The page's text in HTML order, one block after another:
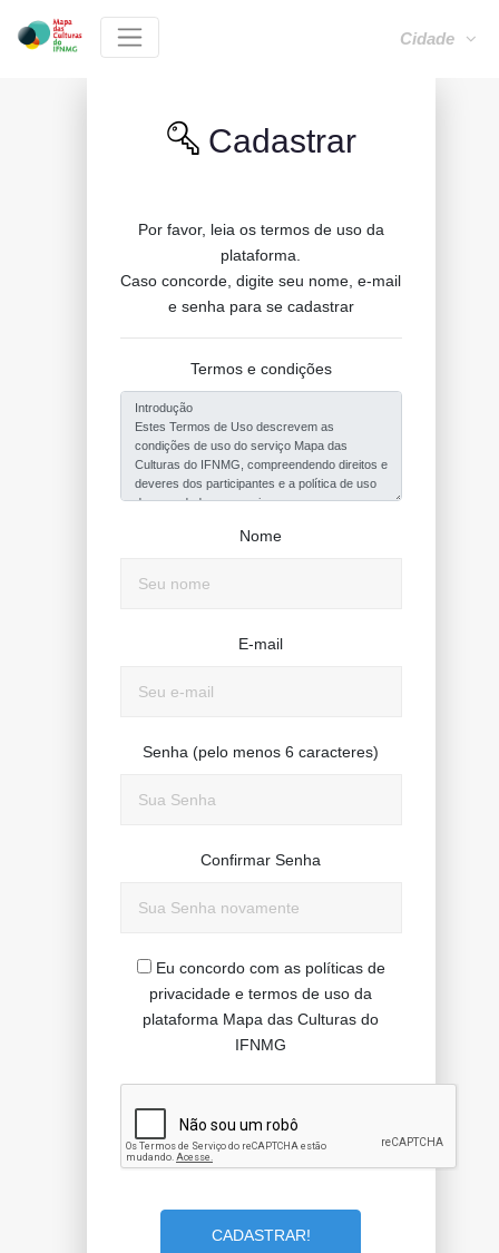
Cidade
Cadastrar
Por favor, leia os termos de uso da
plataforma.
Caso concorde, digite seu nome, e-mail
e senha para se cadastrar
Termos e condições
Nome
E-mail
Senha (pelo menos 6 caracteres)
Confirmar Senha
Eu concordo com as políticas de
privacidade e termos de uso da
plataforma Mapa das Culturas do
IFNMG